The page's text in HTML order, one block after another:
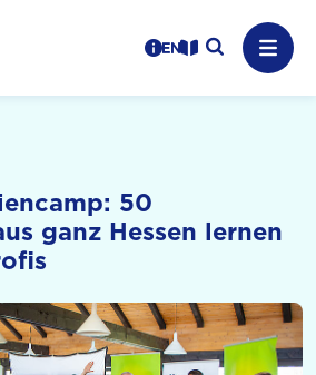
Hessen, Claim: Medien,
Benutzerhinweise
informations in
Leichte Sprache
Suche
50
ganz Hessen lernen